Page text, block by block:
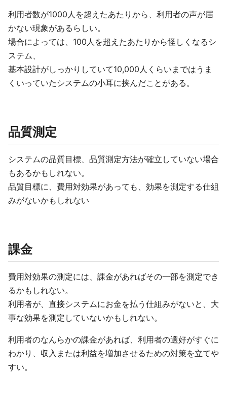
利用者数が1000人を超えたあたりから、利用者の声が届
かない現象があるらしい。
場合によっては、100人を超えたあたりから怪しくなるシ
ステム、
基本設計がしっかりしていて10,000人くらいまではうま
くいっていたシステムの小耳に挟んだことがある。
品質測定
システムの品質目標、品質測定方法が確立していない場合
もあるかもしれない。
品質目標に、費用対効果があっても、効果を測定する仕組
みがないかもしれない
課金
費用対効果の測定には、課金があればその一部を測定でき
るかもしれない。
利用者が、直接システムにお金を払う仕組みがないと、大
事な効果を測定していないかもしれない。
利用者のなんらかの課金があれば、利用者の選好がすぐに
わかり、収入または利益を増加させるための対策を立てや
すい。